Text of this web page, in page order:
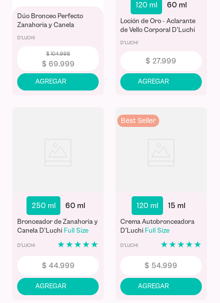
Dúo Bronceo Perfecto
Zanahoria y Canela
D'LUCHI
$104.998
$ 69.999
120 ml 60 ml
Loción de Oro - Aclarante
de Vello Corporal D'Luchi
D'LUCHI
$ 27.999
250 ml 60 ml
Bronceador de Zanahoria y
Canela D'Luchi Full Size
D'LUCHI ★ ★ ★ ★ ★
$ 44.999
Best Seller
120 ml 15 ml
Crema Autobronceadora
D'Luchi Full Size
D'LUCHI ★ ★ ★ ★ ★
$ 54.999